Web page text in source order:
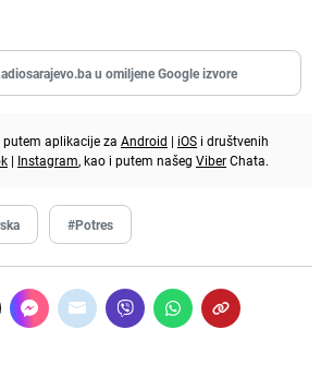
u omiljene Google izvore
aplikacije za Android | iOS i društvenih
| Instagram, kao i putem našeg ViberChata.
#Potres